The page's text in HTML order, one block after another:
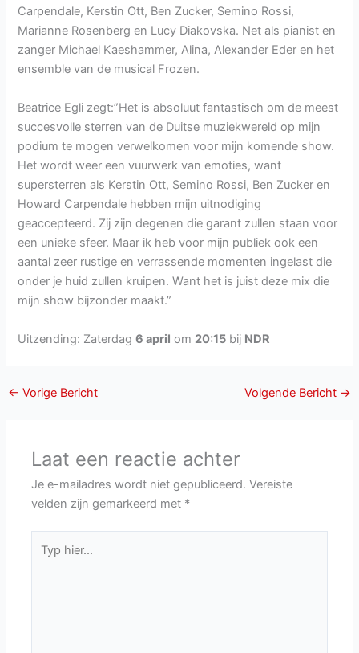
Carpendale, Kerstin Ott, Ben Zucker, Semino Rossi,
Marianne Rosenberg en Lucy Diakovska. Net als pianist en
zanger Michael Kaeshammer, Alina, Alexander Eder en het
ensemble van de musical Frozen.
Beatrice Egli zegt:”Het is absoluut fantastisch om de meest
succesvolle sterren van de Duitse muziekwereld op mijn
podium te mogen verwelkomen voor mijn komende show.
Het wordt weer een vuurwerk van emoties, want
supersterren als Kerstin Ott, Semino Rossi, Ben Zucker en
Howard Carpendale hebben mijn uitnodiging
geaccepteerd. Zij zijn degenen die garant zullen staan voor
een unieke sfeer. Maar ik heb voor mijn publiek ook een
aantal zeer rustige en verrassende momenten ingelast die
onder je huid zullen kruipen. Want het is juist deze mix die
mijn show bijzonder maakt.”
Uitzending: Zaterdag6 april om 20:15 bij NDR
← Vorige Bericht Volgende Bericht →
Laat een reactie achter
Je e-mailadres wordt niet gepubliceerd. Vereiste
velden zijn gemarkeerd met *
hier...